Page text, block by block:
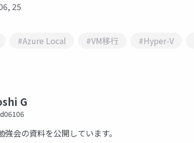
25
#Azure Local #VM移行 #Hyper-V
G
強会の資料を公開しています。